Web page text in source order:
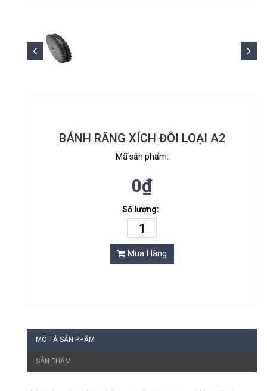
BÁNH RĂNG XÍCH ĐÔI LOẠI A2
Mã sản phẩm:
0₫
Số lượng:
Mua Hàng
MÔ TẢ SẢN PHẨM
SẢN PHẨM